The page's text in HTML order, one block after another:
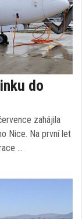
do
zahájila
Nice. Na první let
…